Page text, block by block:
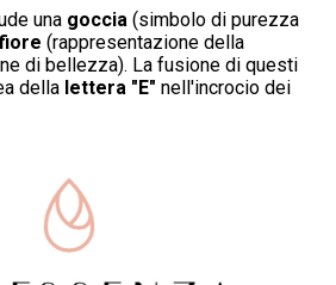
una goccia (simbolo di purezza
(rappresentazione della
di bellezza). La fusione di questi
della lettera "E" nell'incrocio dei